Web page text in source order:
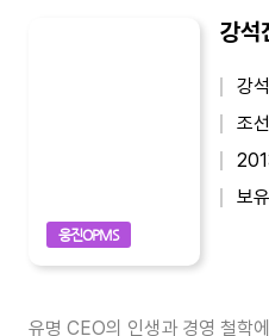
웅진OPMS
강
조
보유
유명 CEO의 인생과 경영 철학